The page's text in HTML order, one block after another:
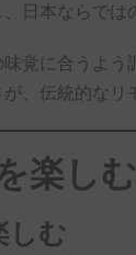
日本ならでは
覚に合うよ
、伝統的なリ
楽し
しむ